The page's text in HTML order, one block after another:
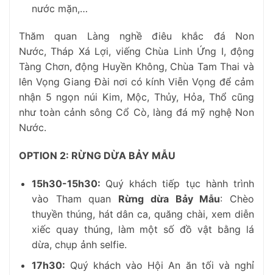
nước mặn,…
Thăm quan Làng nghề điêu khắc đá Non
Nước, Tháp Xá Lợi, viếng Chùa Linh Ứng I, động
Tàng Chơn, động Huyền Không, Chùa Tam Thai và
lên Vọng Giang Đài nơi có kính Viễn Vọng để cảm
nhận 5 ngọn núi Kim, Mộc, Thủy, Hỏa, Thổ cũng
như toàn cảnh sông Cổ Cò, làng đá mỹ nghệ Non
Nước.
OPTION 2: RỪNG DỪA BẢY MẪU
15h30-15h30: Quý khách tiếp tục hành trình
vào Tham quan Rừng dừa Bảy Mẫu: Chèo
thuyền thúng, hát dân ca, quăng chài, xem diễn
xiếc quay thúng, làm một số đồ vật bằng lá
dừa, chụp ảnh selfie.
17h30: Quý khách vào Hội An ăn tối và nghỉ